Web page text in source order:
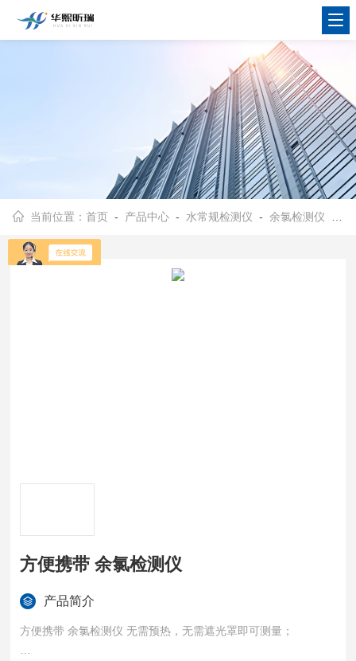
当前位置：首页 - 产品中心 - 水常规检测仪 -余氯检测仪
方便携带 余氯检测仪
产品简介
方便携带 余氯检测仪 无需预热，无需遮光罩即可测量；